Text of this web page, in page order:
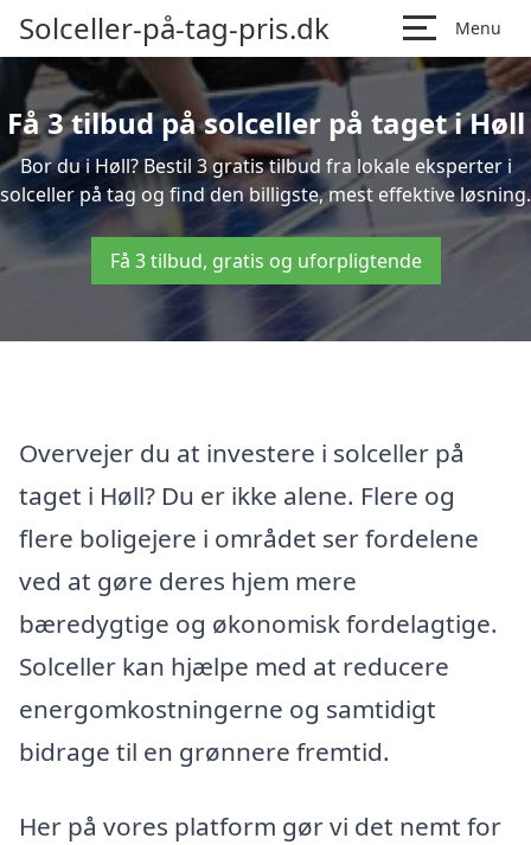
Solceller-på-tag-pris.dk Menu
Få 3 tilbud på solceller på taget i Høll
Bor du i Høll? Bestil 3 gratis tilbud fra lokale eksperter i
solceller på tag og find den billigste, mest effektive løsning.
Få 3 tilbud, gratis og uforpligtende
Overvejer du at investere i solceller på
taget i Høll? Du er ikke alene. Flere og
flere boligejere i området ser fordelene
ved at gøre deres hjem mere
bæredygtige og økonomisk fordelagtige.
Solceller kan hjælpe med at reducere
energomkostningerne og samtidigt
bidrage til en grønnere fremtid.
Her på vores platform gør vi det nemt for